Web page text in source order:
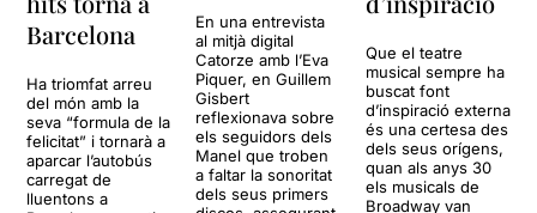
Barcelona
Ha triomfat arreu
del món amb la
seva “formula de la
felicitat” i tornarà a
aparcar l’autobús
carregat de
lluentons a
En una entrevista
al mitjà digital
Catorze amb l’Eva
Piquer, en Guillem
Gisbert
reflexionava sobre
els seguidors dels
Manel que troben
a faltar la sonoritat
dels seus primers
Que el teatre
musical sempre ha
buscat font
d’inspiració externa
és una certesa des
dels seus orígens,
quan als anys 30
els musicals de
Broadway van